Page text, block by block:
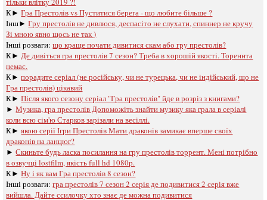
К►Гра Престолів vs Пуститися берега - що любите більше ?
Інш►Гру престолів не дивлюся, деспасіто не слухати, спиннер не кручу
Зі мною явно щось не так )
Інші розваги: ​​що краще почати дивитися скам або гру престолів?
К► Де дивіться гра престолів 7 сезон? Треба в хорошій якості. Тореннта
немає.
К►порадите серіал (не російську, чи не турецька, чи не індійський, що не
Гра престолів) цікавий
К►Після якого сезону серіал "Гра престолів" йде в розріз з книгами?
►Музика, гра престолів Допоможіть знайти музику яка грала в серіалі
коли всю сім'ю Старков зарізали на весіллі.
К►якою серії Ігри Престолів Мати драконів замикає вперше своїх
драконів на ланцюг?
►Скиньте будь ласка посилання на гру престолів торрент. Мені потрібно
в озвучці lostfilm, якість full hd 1080p.
К►Ну і як вам Гра престолів 8 сезон?
Інші розваги: ​​гра престолів 7 сезон 2 серія де подивитися 2 серія вже
вийшла. Дайте ссилочку хто знає де можна подивитися